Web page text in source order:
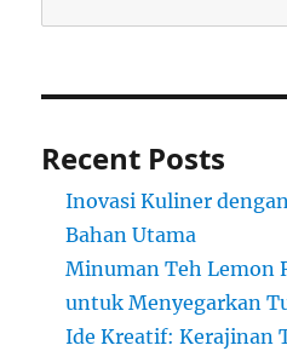
Recent Posts
Inovasi Kuliner
Bahan Utama
Minuman Teh Lemon
untuk Menyegarkan
Ide Kreatif: Kerajinan